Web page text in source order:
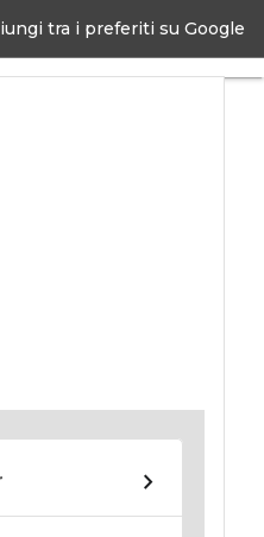
tra i preferiti su Google